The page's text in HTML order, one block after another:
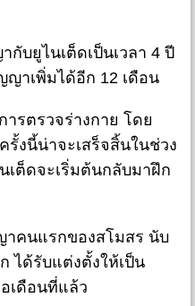
บยูไนเต็ดเป็นเวลา 4 ปี
าเพิ่มได้อีก 12 เดือน
ารตรวจร่างกาย โดย
งนี้น่าจะเสร็จสิ้นในช่วง
ต็ดจะเริ่มต้นกลับมาฝึก
าคนแรกของสโมสร นับ
ได้รับแต่งตั้งให้เป็น
เดือนที่แล้ว